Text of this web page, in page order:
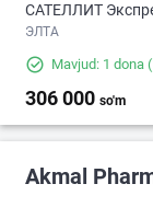
САТЕЛЛИТ
ЭЛТА
Mavjud: 1 dona
306 000 so'm
Akmal